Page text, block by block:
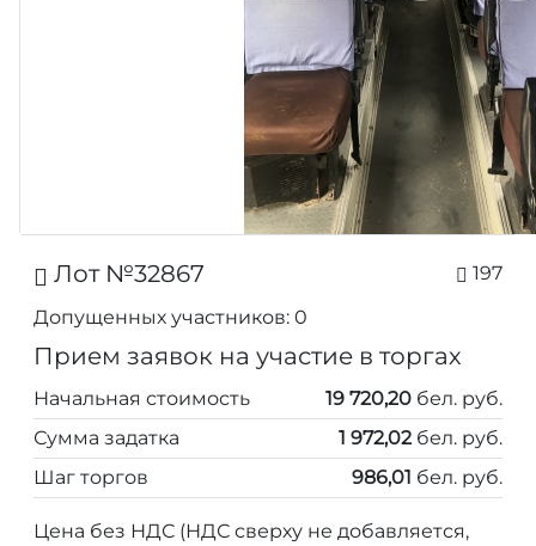
Лот №32867 197
Допущенных участников: 0
Прием заявок на участие в торгах
Начальная стоимость 19 720,20 бел. руб.
Сумма задатка
1 972,02 бел. руб.
Шаг торгов
986,01 бел. руб.
Цена без НДС (НДС сверху не добавляется,